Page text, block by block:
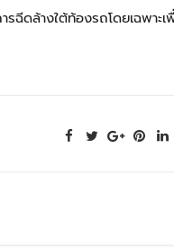
รฉีดล้างใต้ท้องรถโดยเฉพาะ